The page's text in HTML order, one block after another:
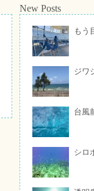
New Posts
もう
ジワ
台風
シロ